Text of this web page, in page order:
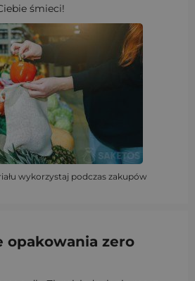
śmieci!
wykorzystaj podczas zakupów
opakowania zero